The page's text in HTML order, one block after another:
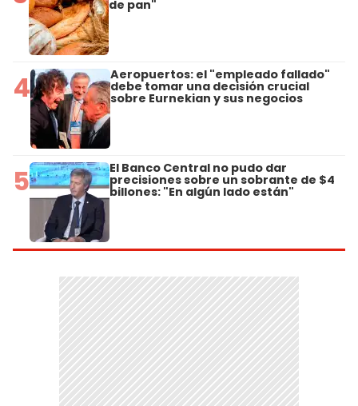
de pan"
4 Aeropuertos: el "empleado fallado"
debe tomar una decisión crucial
sobre Eurnekian y sus negocios
5 El Banco Central no pudo dar
precisiones sobre un sobrante de $4
billones: "En algún lado están"